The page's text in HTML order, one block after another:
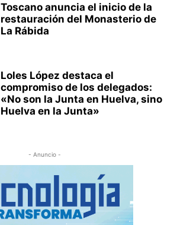
Toscano anuncia el inicio de la
restauración del Monasterio de
La Rábida
Loles López destaca el
compromiso de los delegados:
«No son la Junta en Huelva, sino
Huelva en la Junta»
- Anuncio -